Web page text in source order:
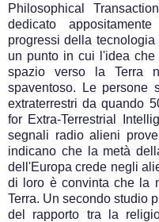
Philosophical
dedicato
progressi della
un punto in cui l'idea
spazio verso la Terra
spaventoso. Le persone
extraterrestri da quando
for Extra-Terrestrial
segnali radio alieni
indicano che la metà
dell'Europa crede negli
di loro è convinta che la
Terra. Un secondo studio
del rapporto tra la